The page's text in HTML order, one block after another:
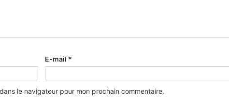
E-mail *
le navigateur pour mon prochain commentaire.